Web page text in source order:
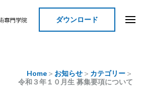
術専門学院
ダウンロード
Home > お知らせ > カテゴリー >
令和３年１０月生 募集要項について